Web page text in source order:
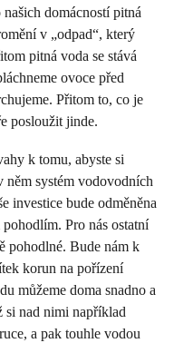
domácností pitná
v „odpad“, který
pitná voda se stává
ovoce před
Přitom to, co je
posloužit jinde.
k tomu, abyste si
systém vodovodních
investice bude odměněna
Pro nás ostatní
pohodlné. Bude nám k
korun na pořízení
můžeme doma snadno a
si nad nimi například
a pak touhle vodou